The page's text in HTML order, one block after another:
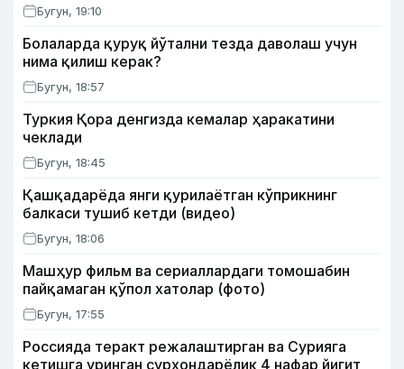
Бугун, 19:10
Болаларда қуруқ йўтални тезда даволаш учун
нима қилиш керак?
Бугун, 18:57
Туркия Қора денгизда кемалар ҳаракатини
чеклади
Бугун, 18:45
Қашқадарёда янги қурилаётган кўприкнинг
балкаси тушиб кетди (видео)
Бугун, 18:06
Машҳур фильм ва сериаллардаги томошабин
пайқамаган қўпол хатолар (фото)
Бугун, 17:55
Россияда теракт режалаштирган ва Сурияга
кетишга уринган сурхондарёлик 4 нафар йигит